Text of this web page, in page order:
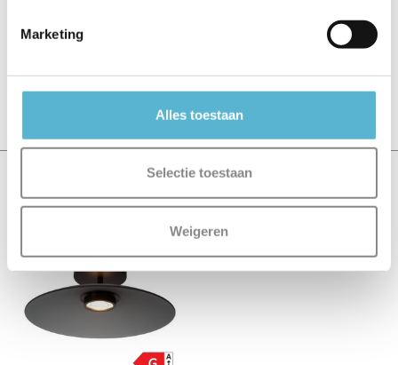
Marketing
Alles toestaan
Selectie toestaan
Weigeren